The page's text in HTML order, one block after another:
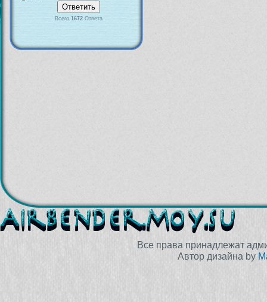
Всего 1672Ответа
Все права принадлежат
Автор дизайна by